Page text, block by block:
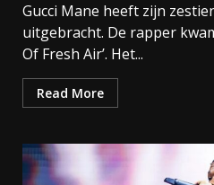
Gucci Mane heeft zijn
uitgebracht. De rapper
Of Fresh Air’. Het...
Read More